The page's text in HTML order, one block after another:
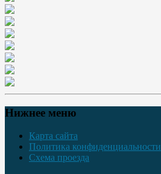
Нижнее меню
Карта сайта
Политика конфиденциальности
Схема проезда